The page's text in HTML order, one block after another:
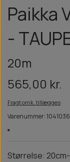
Paikka
-
20m
565,00 kr.
Fragt omk. tillægges
Varenummer: 1041036
Størrelse: